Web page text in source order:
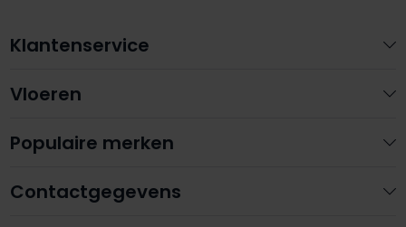
Contactgegevens
Klantenservice
Vloeren
Populaire merken